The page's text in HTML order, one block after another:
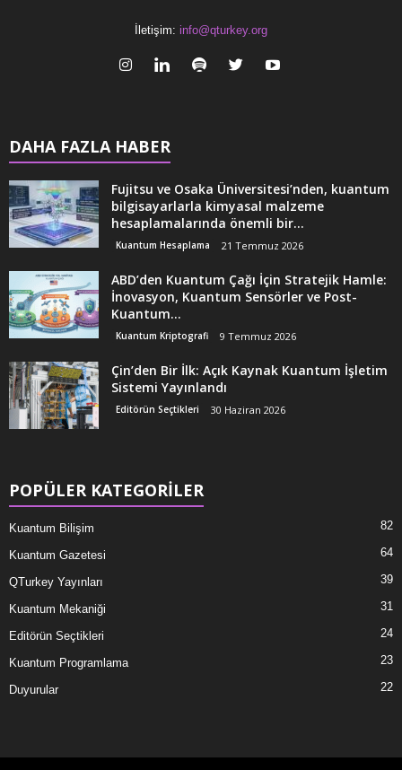
İletişim: info@qturkey.org
DAHA FAZLA HABER
Fujitsu ve Osaka Üniversitesi’nden, kuantum
bilgisayarlarla kimyasal malzeme
hesaplamalarında önemli bir...
Kuantum Hesaplama 21 Temmuz 2026
ABD’den Kuantum Çağı İçin Stratejik Hamle:
İnovasyon, Kuantum Sensörler ve Post-
Kuantum...
Kuantum Kriptografi 9 Temmuz 2026
Çin’den Bir İlk: Açık Kaynak Kuantum İşletim
Sistemi Yayınlandı
Editörün Seçtikleri 30 Haziran 2026
POPÜLER KATEGORİLER
Kuantum Bilişim 82
Kuantum Gazetesi 64
QTurkey Yayınları 39
Kuantum Mekaniği 31
Editörün Seçtikleri 24
Kuantum Programlama 23
Duyurular 22